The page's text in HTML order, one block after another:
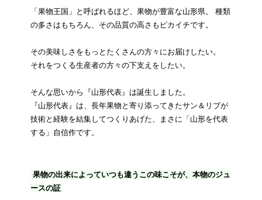
「果物王国」と呼ばれるほど、果物が豊富な山形県。 種類
の多さはもちろん、その品質の高さもピカイチです。
その美味しさをもっとたくさんの方々にお届けしたい。
それをつくる生産者の方々の下支えをしたい。
そんな思いから『山形代表』は誕生しました。
『山形代表』は、長年果物と寄り添ってきたサン＆リブが
技術と経験を結集してつくりあげた、まさに「山形を代表
する」自信作です。
果物の出来によっていつも違うこの味こそが、本物のジュ
ースの証